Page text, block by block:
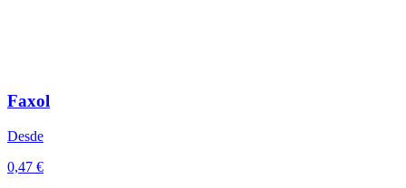
Faxol
Desde
0,47 €